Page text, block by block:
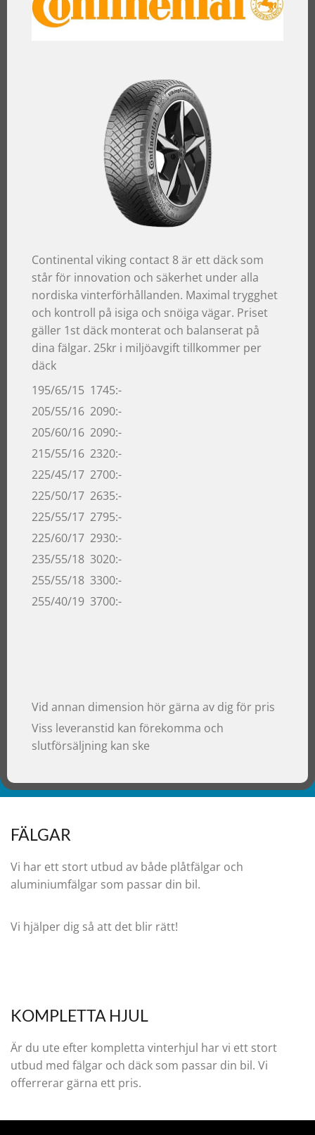
Continental viking contact 8 är ett däck som
står för innovation och säkerhet under alla
nordiska vinterförhållanden. Maximal trygghet
och kontroll på isiga och snöiga vägar. Priset
gäller 1st däck monterat och balanserat på
dina fälgar. 25kr i miljöavgift tillkommer per
däck
195/65/15 1745:-
205/55/16 2090:-
205/60/16 2090:-
215/55/16 2320:-
225/45/17 2700:-
225/50/17 2635:-
225/55/17 2795:-
225/60/17 2930:-
235/55/18 3020:-
255/55/18 3300:-
255/40/19 3700:-
Vid annan dimension hör gärna av dig för pris
Viss leveranstid kan förekomma och
slutförsäljning kan ske
FÄLGAR
Vi har ett stort utbud av både plåtfälgar och
aluminiumfälgar som passar din bil.
Vi hjälper dig så att det blir rätt!
KOMPLETTA HJUL
Är du ute efter kompletta vinterhjul har vi ett stort
utbud med fälgar och däck som passar din bil. Vi
offerrerar gärna ett pris.